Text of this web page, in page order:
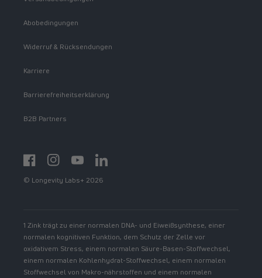
Abobedingungen
Widerruf & Rücksendungen
Karriere
Barrierefreiheitserklärung
B2B Partners
FacebookInstagramYouTubehttps://www.linkedin.com/showcase/
© Longevity Labs+ 2026
1 Zink trägt zu einer normalen DNA- und Eiweißsynthese, einer
normalen kognitiven Funktion, dem Schutz der Zelle vor
oxidativem Stress, einem normalen Säure-Basen-Stoffwechsel,
einem normalen Kohlenhydrat-Stoffwechsel, einem normalen
Stoffwechsel von Makro-nährstoffen und einem normalen